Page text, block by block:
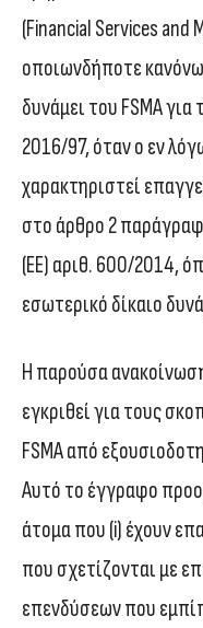
(Financial Services and
οποιωνδήποτε
δυνάμει του FSMA
2016/97, όταν ο εν
χαρακτηριστεί
στο άρθρο 2
(ΕΕ) αριθ. 600/2014,
εσωτερικό δίκαιο
Η παρούσα
εγκριθεί για τους
FSMA από
Αυτό το έγγραφο
άτομα που (i) έχουν
που σχετίζονται με
επενδύσεων που